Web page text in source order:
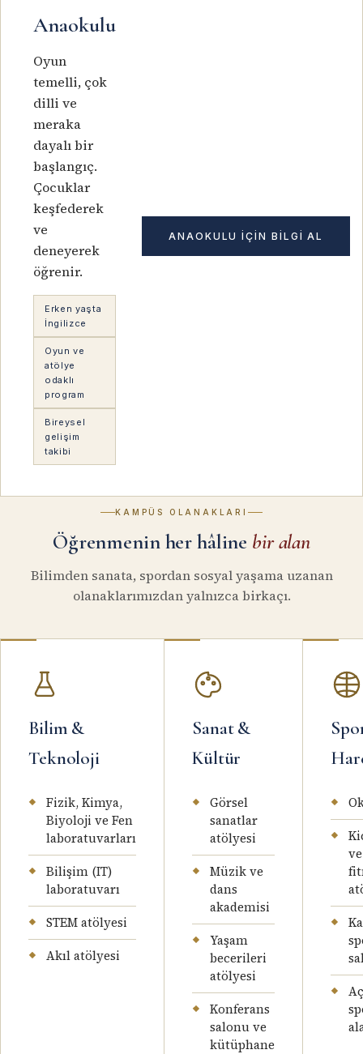
Anaokulu
Oyun
temelli, çok
dilli ve
meraka
dayalı bir
başlangıç.
Çocuklar
keşfederek
ve
deneyerek
öğrenir.
Erken yaşta
İngilizce
Oyun ve
atölye
odaklı
program
Bireysel
gelişim
takibi
ANAOKULU IÇIN BILGI AL
KAMPÜS OLANAKLARI
Öğrenmenin her hâline bir alan
Bilimden sanata, spordan sosyal yaşama uzanan
olanaklarımızdan yalnızca birkaçı.
Bilim &
Teknoloji
Fizik, Kimya,
Biyoloji ve Fen
laboratuvarları
Bilişim (IT)
laboratuvarı
STEM atölyesi
Akıl atölyesi
Sanat &
Kültür
Görsel
sanatlar
atölyesi
Müzik ve
dans
akademisi
Yaşam
becerileri
atölyesi
Konferans
salonu ve
kütüphane
ve